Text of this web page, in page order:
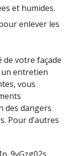
et humides.
enlever les
de votre façade
entretien
vous
des dangers
Pour d’autres